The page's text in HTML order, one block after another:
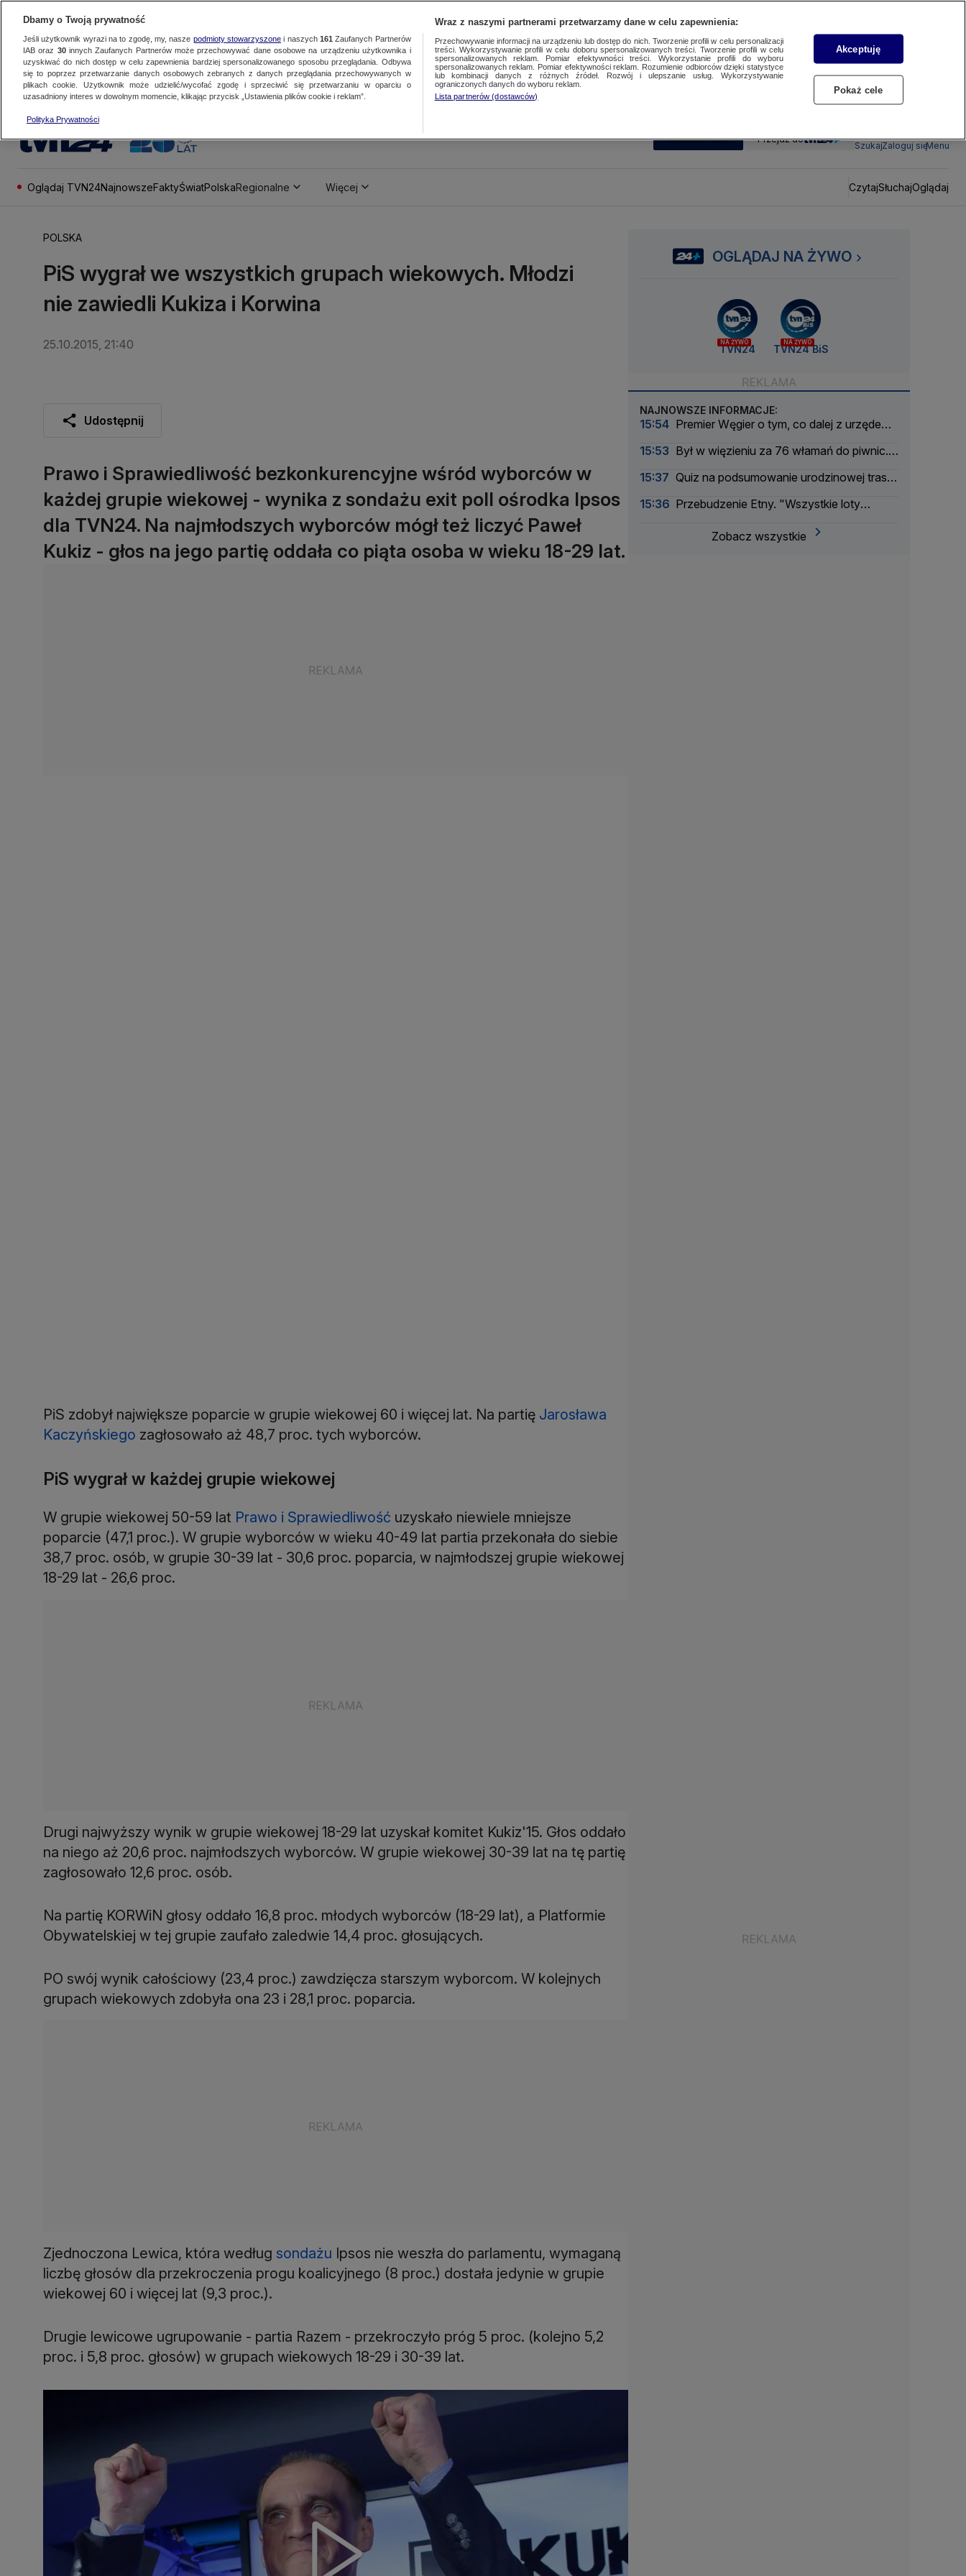
SUBSKRYBUJ Przejdź do
SzukajZaloguj sięMenu
Oglądaj TVN24NajnowszeFaktyŚwiatPolskaRegionalne Więcej CzytajSłuchajOglądaj
POLSKA
PiS wygrał we wszystkich grupach wiekowych. Młodzi
nie zawiedli Kukiza i Korwina
25.10.2015, 21:40
Udostępnij
Prawo i Sprawiedliwość bezkonkurencyjne wśród wyborców w
każdej grupie wiekowej - wynika z sondażu exit poll ośrodka Ipsos
dla TVN24. Na najmłodszych wyborców mógł też liczyć Paweł
Kukiz - głos na jego partię oddała co piąta osoba w wieku 18-29 lat.
PiS zdobył największe poparcie w grupie wiekowej 60 i więcej lat. Na partię Jarosława
Kaczyńskiego zagłosowało aż 48,7 proc. tych wyborców.
PiS wygrał w każdej grupie wiekowej
W grupie wiekowej 50-59 lat Prawo i Sprawiedliwość uzyskało niewiele mniejsze
poparcie (47,1 proc.). W grupie wyborców w wieku 40-49 lat partia przekonała do siebie
38,7 proc. osób, w grupie 30-39 lat - 30,6 proc. poparcia, w najmłodszej grupie wiekowej
18-29 lat - 26,6 proc.
Drugi najwyższy wynik w grupie wiekowej 18-29 lat uzyskał komitet Kukiz'15. Głos oddało
na niego aż 20,6 proc. najmłodszych wyborców. W grupie wiekowej 30-39 lat na tę partię
zagłosowało 12,6 proc. osób.
Na partię KORWiN głosy oddało 16,8 proc. młodych wyborców (18-29 lat), a Platformie
Obywatelskiej w tej grupie zaufało zaledwie 14,4 proc. głosujących.
PO swój wynik całościowy (23,4 proc.) zawdzięcza starszym wyborcom. W kolejnych
grupach wiekowych zdobyła ona 23 i 28,1 proc. poparcia.
Zjednoczona Lewica, która według sondażu Ipsos nie weszła do parlamentu, wymaganą
liczbę głosów dla przekroczenia progu koalicyjnego (8 proc.) dostała jedynie w grupie
wiekowej 60 i więcej lat (9,3 proc.).
Drugie lewicowe ugrupowanie - partia Razem - przekroczyło próg 5 proc. (kolejno 5,2
proc. i 5,8 proc. głosów) w grupach wiekowych 18-29 i 30-39 lat.
OGLĄDAJ NA ŻYWO
NA ŻYWO
TVN24
NA ŻYWO
TVN24 BiS
NAJNOWSZE INFORMACJE:
15:54 Premier Węgier o tym, co dalej z urzędem
15:53 Był w więzieniu za 76 włamań do piwnic.
15:37 Quiz na podsumowanie urodzinowej trasy
15:36 Przebudzenie Etny. "Wszystkie loty
Zobacz wszystkie
Dbamy o Twoją prywatność
Jeśli użytkownik wyrazi na to zgodę, my, nasze podmioty stowarzyszonei naszych 161 Zaufanych Partnerów
IAB oraz 30innych Zaufanych Partnerów może przechowywać dane osobowe na urządzeniu użytkownika i
uzyskiwać do nich dostęp w celu zapewnienia bardziej spersonalizowanego sposobu przeglądania. Odbywa
się to poprzez przetwarzanie danych osobowych zebranych z danych przeglądania przechowywanych w
plikach cookie. Użytkownik może udzielić/wycofać zgodę i sprzeciwić się przetwarzaniu w oparciu o
uzasadniony interes w dowolnym momencie, klikając przycisk „Ustawienia plików cookie i reklam”.
Polityka Prywatności
Wraz z naszymi partnerami przetwarzamy dane w celu zapewnienia:
Przechowywanie informacji na urządzeniu lub dostęp do nich. Tworzenie profili w celu personalizacji
treści. Wykorzystywanie profili w celu doboru spersonalizowanych treści. Tworzenie profili w celu
spersonalizowanych reklam. Pomiar efektywności treści. Wykorzystanie profili do wyboru
spersonalizowanych reklam. Pomiar efektywności reklam. Rozumienie odbiorców dzięki statystyce
lub kombinacji danych z różnych źródeł. Rozwój i ulepszanie usług. Wykorzystywanie
ograniczonych danych do wyboru reklam.
Lista partnerów (dostawców)
Akceptuję
Pokaż cele